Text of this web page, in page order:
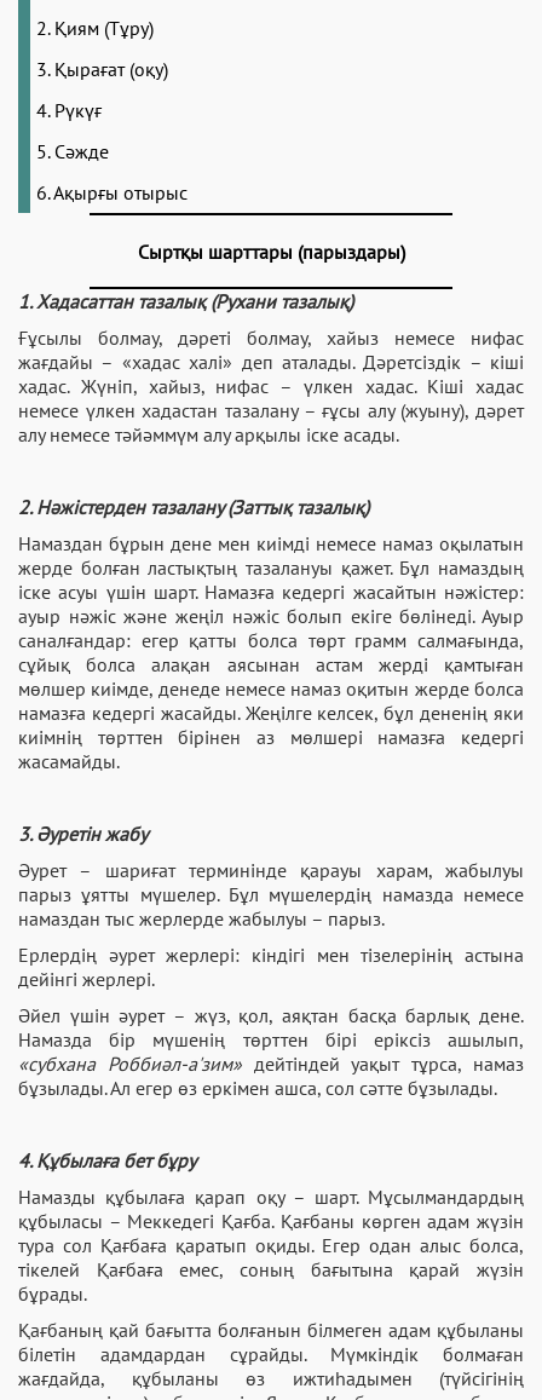
2. Қиям (Тұру)
3. Қырағат (оқу)
4. Рүкүғ
5. Сәжде
6. Ақырғы отырыс
Сыртқы шарттары (парыздары)
1. Хадасаттан тазалық (Рухани тазалық)
Ғұсылы болмау, дәреті болмау, хайыз немесе нифас
жағдайы – «хадас халі» деп аталады. Дәретсіздік – кіші
хадас. Жүніп, хайыз, нифас – үлкен хадас. Кіші хадас
немесе үлкен хадастан тазалану – ғұсы алу (жуыну), дәрет
алу немесе тәйәммүм алу арқылы іске асады.
2. Нәжістерден тазалану (Заттық тазалық)
Намаздан бұрын дене мен киімді немесе намаз оқылатын
жерде болған ластықтың тазалануы қажет. Бұл намаздың
іске асуы үшін шарт. Намазға кедергі жасайтын нәжістер:
ауыр нәжіс және жеңіл нәжіс болып екіге бөлінеді. Ауыр
саналғандар: егер қатты болса төрт грамм салмағында,
сұйық болса алақан аясынан астам жерді қамтыған
мөлшер киімде, денеде немесе намаз оқитын жерде болса
намазға кедергі жасайды. Жеңілге келсек, бұл дененің яки
киімнің төрттен бірінен аз мөлшері намазға кедергі
жасамайды.
3. Әуретін жабу
Әурет – шариғат терминінде қарауы харам, жабылуы
парыз ұятты мүшелер. Бұл мүшелердің намазда немесе
намаздан тыс жерлерде жабылуы – парыз.
Ерлердің әурет жерлері: кіндігі мен тізелерінің астына
дейінгі жерлері.
Әйел үшін әурет – жүз, қол, аяқтан басқа барлық дене.
Намазда бір мүшенің төрттен бірі еріксіз ашылып,
«субхана Роббиәл-а'зим» дейтіндей уақыт тұрса, намаз
бұзылады. Ал егер өз еркімен ашса, сол сәтте бұзылады.
4. Құбылаға бет бұру
Намазды құбылаға қарап оқу – шарт. Мұсылмандардың
құбыласы – Меккедегі Қағба. Қағбаны көрген адам жүзін
тура сол Қағбаға қаратып оқиды. Егер одан алыс болса,
тікелей Қағбаға емес, соның бағытына қарай жүзін
бұрады.
Қағбаның қай бағытта болғанын білмеген адам құбыланы
білетін адамдардан сұрайды. Мүмкіндік болмаған
жағдайда, құбыланы өз ижтиһадымен (түйсігінің